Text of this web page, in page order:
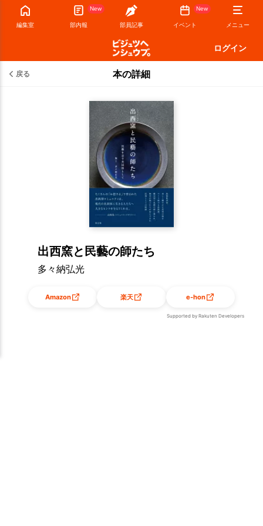
編集室
New
部内報 部員記事
New
イベント メニュー
ログイン
戻る 本の詳細
出西窯と民藝の師たち
多々納弘光
Amazon 楽天 e-hon
Supported by Rakuten Developers